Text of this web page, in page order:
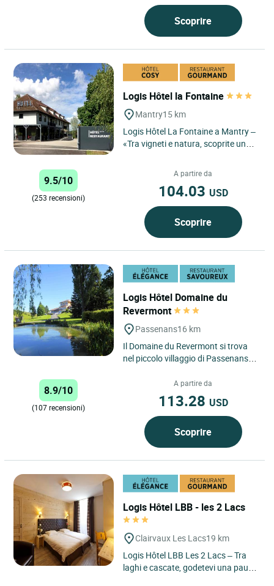
Scoprire
Logis Hôtel la Fontaine
Mantry15 km
Logis Hôtel La Fontaine a Mantry –
«Tra vigneti e natura, scoprite un
9.5/10
(253 recensioni)
A partire da
104.03 USD
Scoprire
Logis Hôtel Domaine du
Revermont
Passenans16 km
Il Domaine du Revermont si trova
nel piccolo villaggio di Passenans,
da sogno, con la...
8.9/10
(107 recensioni)
A partire da
113.28 USD
Scoprire
Logis Hôtel LBB - les 2 Lacs
Clairvaux Les Lacs19 km
Logis Hôtel LBB Les 2 Lacs – Tra
laghi e cascate, godetevi una pausa